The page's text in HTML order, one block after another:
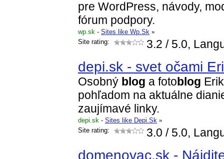
pre WordPress, návody,
fórum podpory.
wp.sk - Sites like Wp.Sk »
Site rating:
3.2 / 5.0,
depi.sk - svet očami
Osobný blog a foto blog
pohľadom na aktuálne
zaujímavé linky.
depi.sk - Sites like Depi.Sk »
Site rating:
3.0 / 5.0,
domenovac.sk -